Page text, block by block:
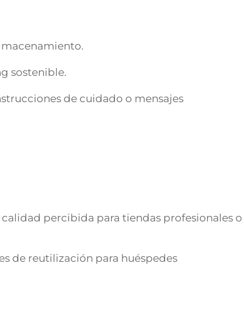
sostenible.
de cuidado o mensajes
percibida para tiendas profesionales o
de reutilización para huéspedes